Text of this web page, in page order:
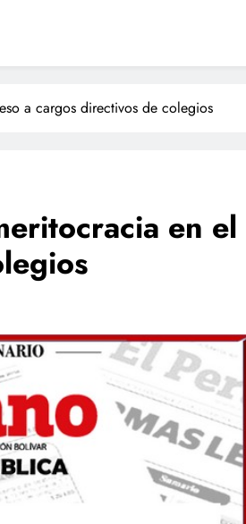
a cargos directivos de colegios
en el